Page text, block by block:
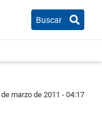
Buscar
de marzo de 2011 - 04:17